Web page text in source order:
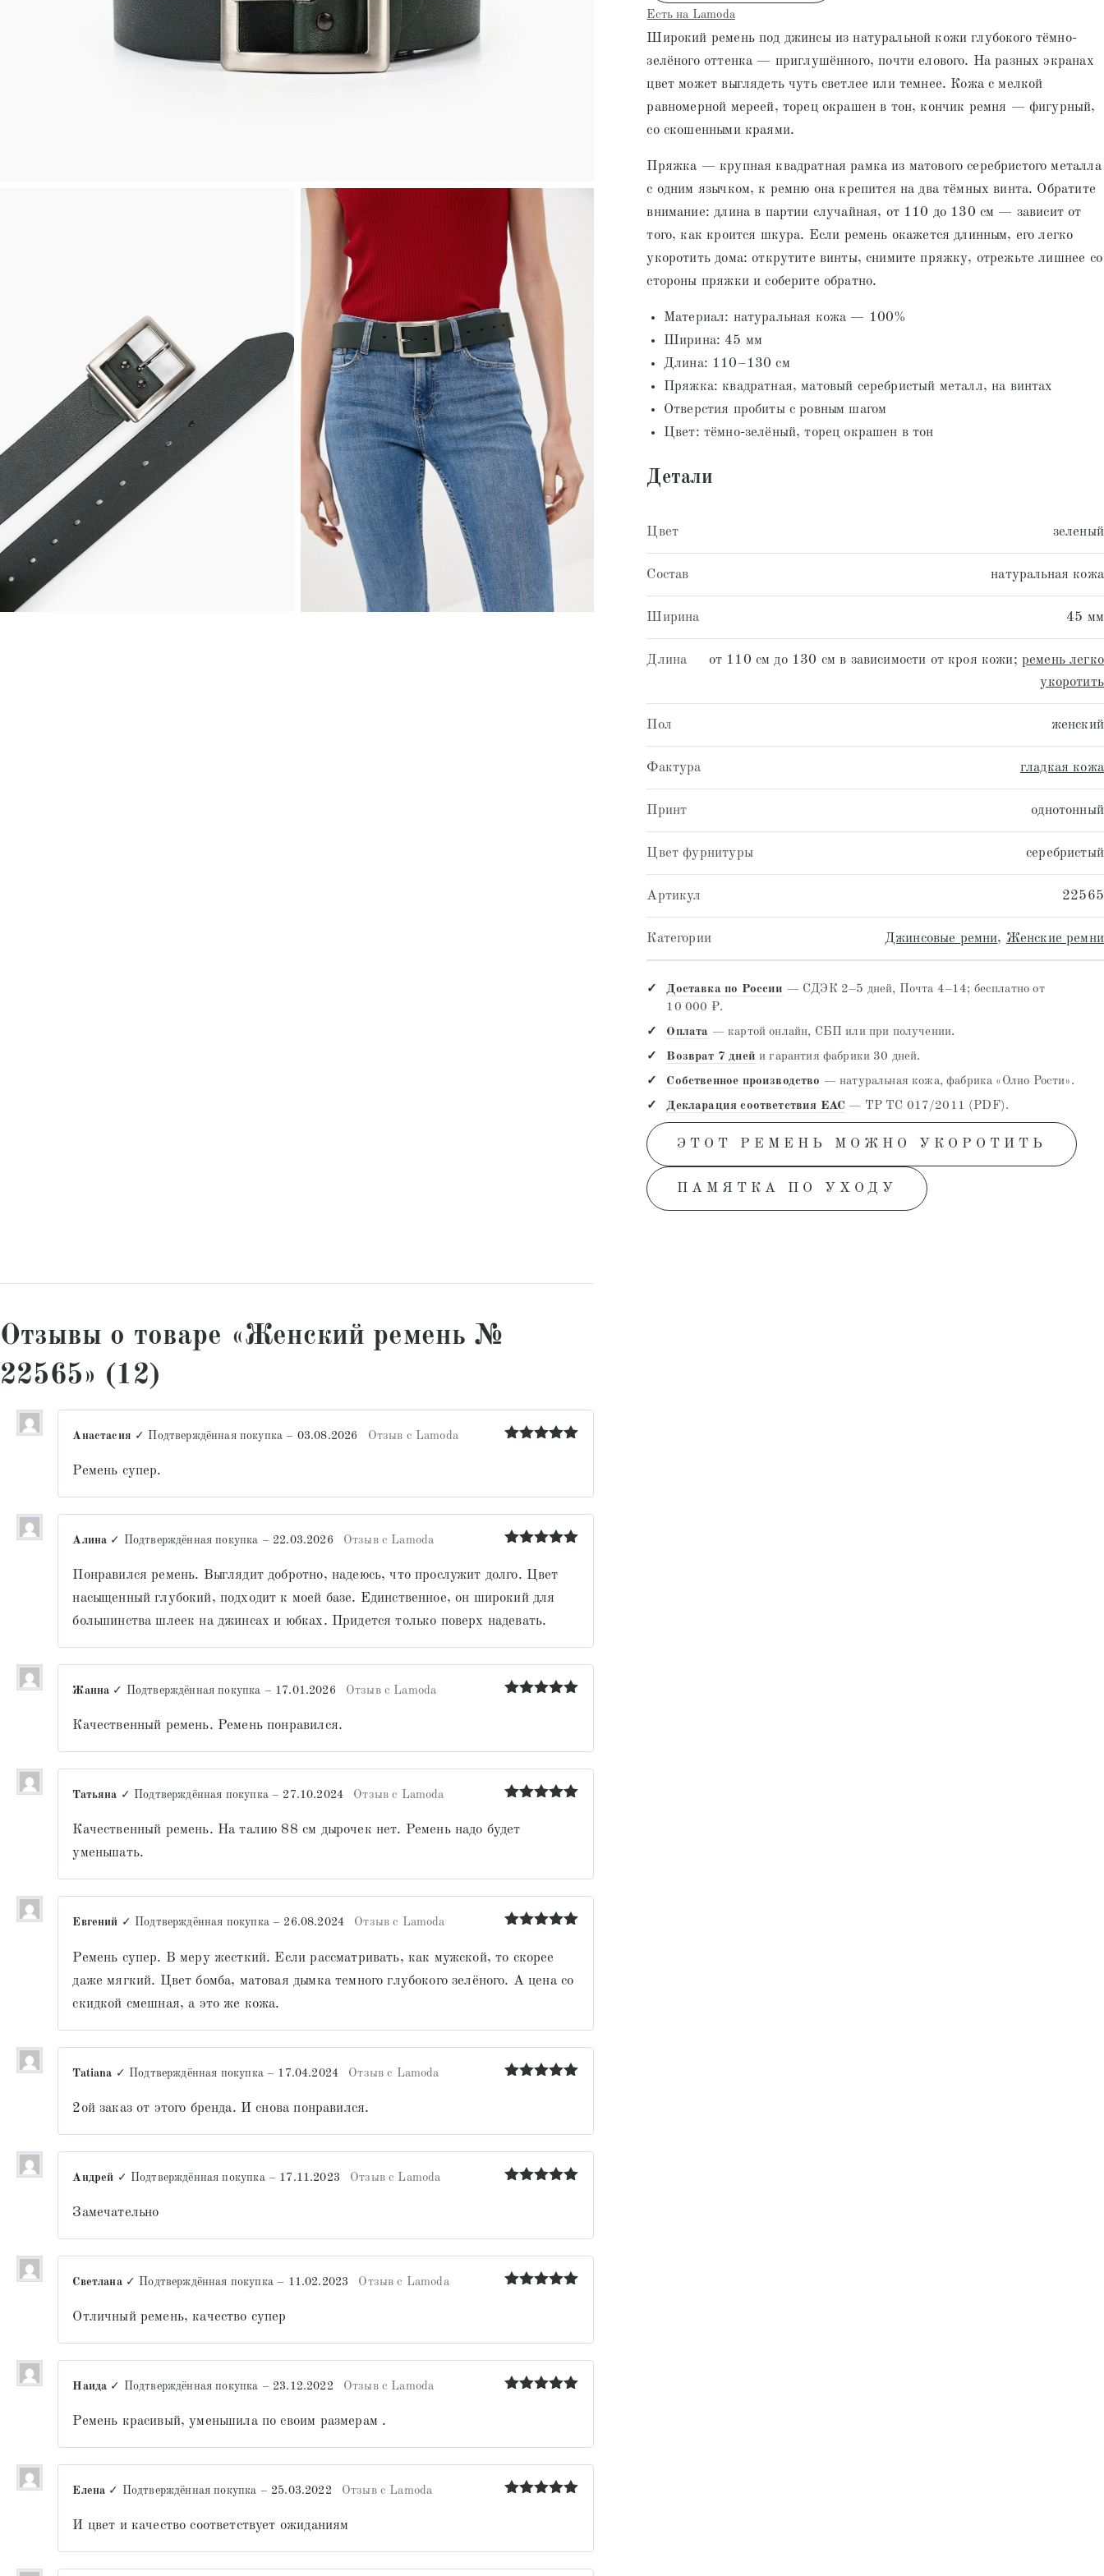
Есть на Lamoda
Широкий ремень под джинсы из натуральной кожи глубокого тёмно-
зелёного оттенка — приглушённого, почти елового. На разных экранах
цвет может выглядеть чуть светлее или темнее. Кожа с мелкой
равномерной мереей, торец окрашен в тон, кончик ремня — фигурный,
со скошенными краями.
Пряжка — крупная квадратная рамка из матового серебристого металла
с одним язычком, к ремню она крепится на два тёмных винта. Обратите
внимание: длина в партии случайная, от 110 до 130 см — зависит от
того, как кроится шкура. Если ремень окажется длинным, его легко
укоротить дома: открутите винты, снимите пряжку, отрежьте лишнее со
стороны пряжки и соберите обратно.
Материал: натуральная кожа — 100%
Ширина: 45 мм
Длина: 110–130 см
Пряжка: квадратная, матовый серебристый металл, на винтах
Отверстия пробиты с ровным шагом
Цвет: тёмно-зелёный, торец окрашен в тон
Детали
Цвет зеленый
Состав натуральная кожа
Ширина 45 мм
Длина от 110 см до 130 см в зависимости от кроя кожи; ремень легко
укоротить
Пол женский
Фактура гладкая кожа
Принт однотонный
Цвет фурнитуры серебристый
Артикул 22565
Категории Джинсовые ремни, Женские ремни
Доставка по России — СДЭК 2–5 дней, Почта 4–14; бесплатно от
10 000 ₽.
Оплата — картой онлайн, СБП или при получении.
Возврат 7 дней и гарантия фабрики 30 дней.
Собственное производство — натуральная кожа, фабрика «Олио Рости».
Декларация соответствия EAC — ТР ТС 017/2011 (PDF).
ЭТОТ РЕМЕНЬ МОЖНО УКОРОТИТЬ
ПАМЯТКА ПО УХОДУ
Отзывы о товаре «Женский ремень №
22565» (12)
Анастасия ✓ Подтверждённая покупка – 03.08.2026 Отзыв с Lamoda
Ремень супер.
из 5
Алина ✓ Подтверждённая покупка – 22.03.2026 Отзыв с Lamoda
Понравился ремень. Выглядит добротно, надеюсь, что прослужит долго. Цвет
насыщенный глубокий, подходит к моей базе. Единственное, он широкий для
большинства шлеек на джинсах и юбках. Придется только поверх надевать.
Жанна ✓ Подтверждённая покупка – 17.01.2026 Отзыв с Lamoda
Качественный ремень. Ремень понравился.
из 5
Татьяна ✓ Подтверждённая покупка – 27.10.2024 Отзыв с Lamoda
Качественный ремень. На талию 88 см дырочек нет. Ремень надо будет
уменьшать.
из 5
Евгений ✓ Подтверждённая покупка – 26.08.2024 Отзыв с Lamoda
Ремень супер. В меру жесткий. Если рассматривать, как мужской, то скорее
даже мягкий. Цвет бомба, матовая дымка темного глубокого зелёного. А цена со
скидкой смешная, а это же кожа.
Tatiana ✓ Подтверждённая покупка – 17.04.2024 Отзыв с Lamoda
2ой заказ от этого бренда. И снова понравился.
Андрей ✓ Подтверждённая покупка – 17.11.2023 Отзыв с Lamoda
Замечательно
Светлана ✓ Подтверждённая покупка – 11.02.2023 Отзыв с Lamoda
Отличный ремень, качество супер
Наида ✓ Подтверждённая покупка – 23.12.2022 Отзыв с Lamoda
Ремень красивый, уменьшила по своим размерам .
Елена ✓ Подтверждённая покупка – 25.03.2022 Отзыв с Lamoda
И цвет и качество соответствует ожиданиям